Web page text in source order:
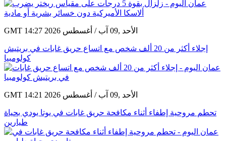
GMT 14:27 2026 الأحد ,09 آب / أغسطس
إجلاء أكثر من 20 ألف شخص مع اتساع حريق غابات في بريتيش
كولومبيا
GMT 14:21 2026 الأحد ,09 آب / أغسطس
تحطم مروحية إطفاء أثناء مكافحة حريق غابات في يوتا يودي بحياة
طيارين